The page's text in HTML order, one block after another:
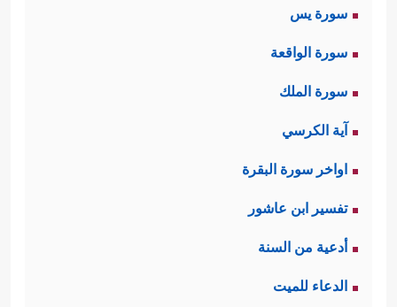
سورة يس
سورة الواقعة
سورة الملك
آية الكرسي
اواخر سورة البقرة
تفسير ابن عاشور
أدعية من السنة
الدعاء للميت